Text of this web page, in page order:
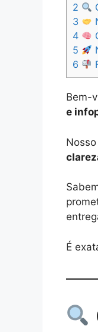
2
3
4
5
6
Bem-
e
É